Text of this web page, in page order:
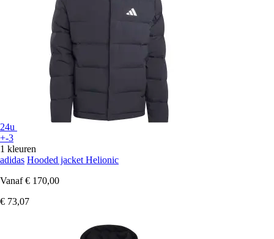
24u
+-3
1 kleuren
adidas Hooded jacket Helionic
Vanaf € 170,00
€ 73,07